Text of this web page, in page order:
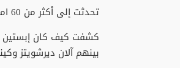
تحدثت إلى أكثر من 60 امرأة (من أصل قرابة 80 تم تحديدهن لاحقا)، كن يعانين من الصدمة والعار والخوف.
كشفت كيف كان إبستين
بينهم آلان ديرشويتز